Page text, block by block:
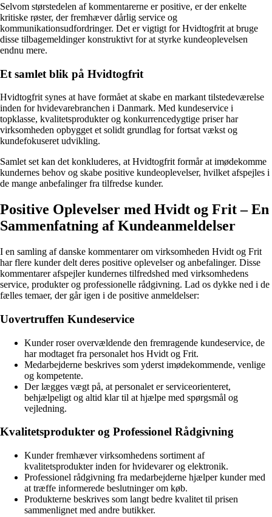
Selvom størstedelen af kommentarerne er positive, er der enkelte
kritiske røster, der fremhæver dårlig service og
kommunikationsudfordringer. Det er vigtigt for Hvidtogfrit at bruge
disse tilbagemeldinger konstruktivt for at styrke kundeoplevelsen
endnu mere.
Et samlet blik på Hvidtogfrit
Hvidtogfrit synes at have formået at skabe en markant tilstedeværelse
inden for hvidevarebranchen i Danmark. Med kundeservice i
topklasse, kvalitetsprodukter og konkurrencedygtige priser har
virksomheden opbygget et solidt grundlag for fortsat vækst og
kundefokuseret udvikling.
Samlet set kan det konkluderes, at Hvidtogfrit formår at imødekomme
kundernes behov og skabe positive kundeoplevelser, hvilket afspejles i
de mange anbefalinger fra tilfredse kunder.
Positive Oplevelser med Hvidt og Frit – En
Sammenfatning af Kundeanmeldelser
I en samling af danske kommentarer om virksomheden Hvidt og Frit
har flere kunder delt deres positive oplevelser og anbefalinger. Disse
kommentarer afspejler kundernes tilfredshed med virksomhedens
service, produkter og professionelle rådgivning. Lad os dykke ned i de
fælles temaer, der går igen i de positive anmeldelser:
Uovertruffen Kundeservice
Kunder roser overvældende den fremragende kundeservice, de
har modtaget fra personalet hos Hvidt og Frit.
Medarbejderne beskrives som yderst imødekommende, venlige
og kompetente.
Der lægges vægt på, at personalet er serviceorienteret,
behjælpeligt og altid klar til at hjælpe med spørgsmål og
vejledning.
Kvalitetsprodukter og Professionel Rådgivning
Kunder fremhæver virksomhedens sortiment af
kvalitetsprodukter inden for hvidevarer og elektronik.
Professionel rådgivning fra medarbejderne hjælper kunder med
at træffe informerede beslutninger om køb.
Produkterne beskrives som langt bedre kvalitet til prisen
sammenlignet med andre butikker.